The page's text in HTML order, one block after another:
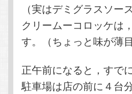
（実はデミグラスソー
クリームーコロッケは
す。（ちょっと味が薄
正午前になると，すで
駐車場は店の前に４台